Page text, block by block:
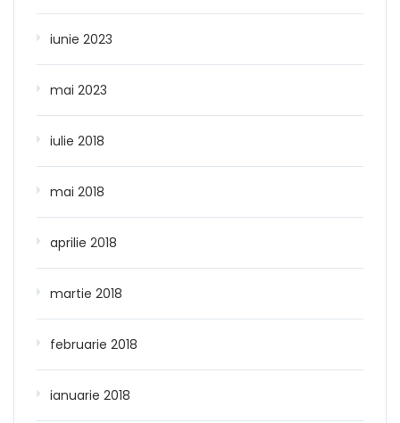
iunie 2023
mai 2023
iulie 2018
mai 2018
aprilie 2018
martie 2018
februarie 2018
ianuarie 2018